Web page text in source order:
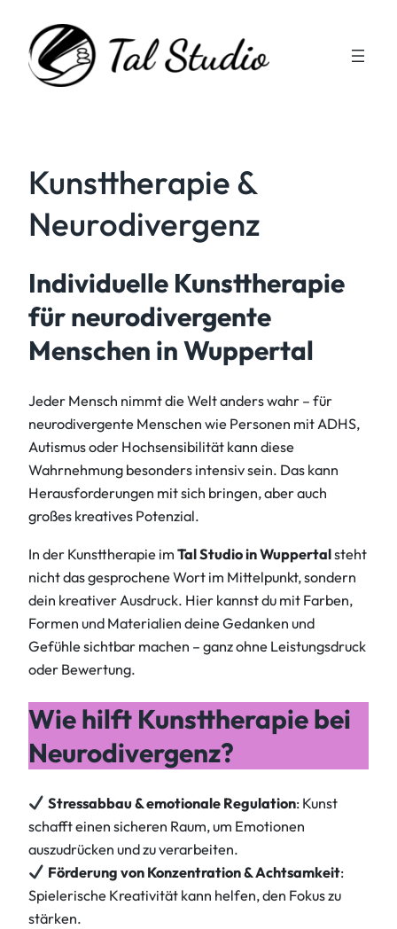
Inhalt
springen
Kunsttherapie &
Neurodivergenz
Individuelle Kunsttherapie
für neurodivergente
Menschen in Wuppertal
Jeder Mensch nimmt die Welt anders wahr – für
neurodivergente Menschen wie Personen mit ADHS,
Autismus oder Hochsensibilität kann diese
Wahrnehmung besonders intensiv sein. Das kann
Herausforderungen mit sich bringen, aber auch
großes kreatives Potenzial.
In der Kunsttherapie im Tal Studio in Wuppertalsteht
nicht das gesprochene Wort im Mittelpunkt, sondern
dein kreativer Ausdruck. Hier kannst du mit Farben,
Formen und Materialien deine Gedanken und
Gefühle sichtbar machen – ganz ohne Leistungsdruck
oder Bewertung.
Wie hilft Kunsttherapie bei
Neurodivergenz?
Stressabbau & emotionale Regulation: Kunst
schafft einen sicheren Raum, um Emotionen
auszudrücken und zu verarbeiten.
Förderung von Konzentration & Achtsamkeit:
Spielerische Kreativität kann helfen, den Fokus zu
stärken.